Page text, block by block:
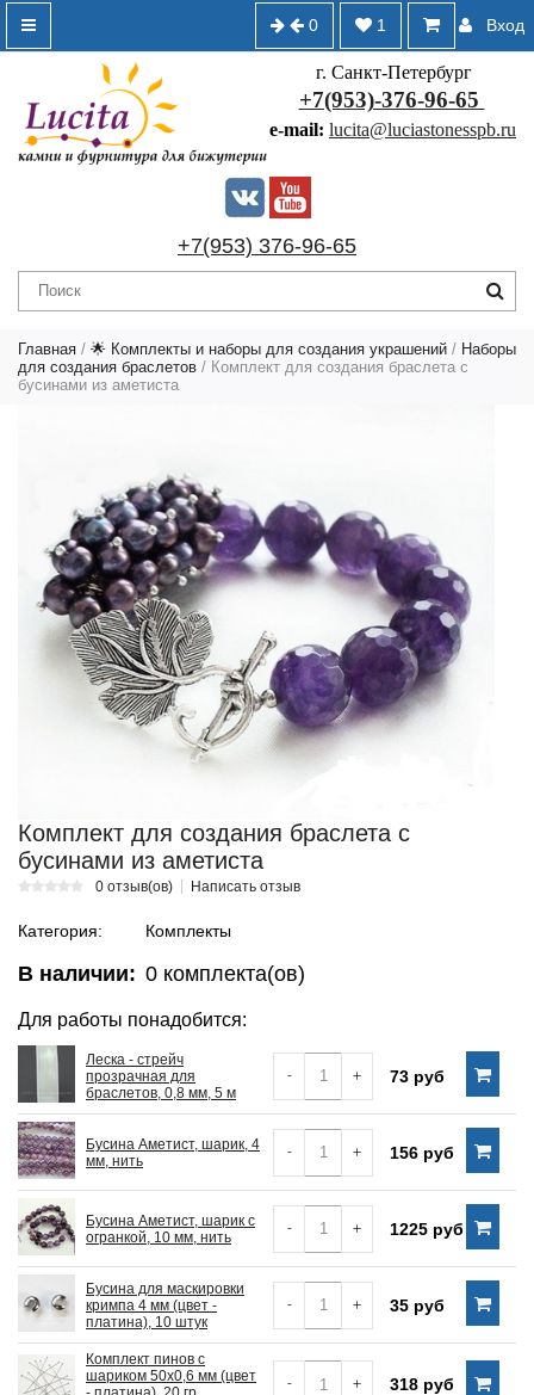
Вход
1
0
г. Санкт-Петербург
+7(953)-376-96-65
e-mail: lucita@luciastonesspb.ru
+7(953) 376-96-65
Главная / 🌟 Комплекты и наборы для создания украшений / Наборы
для создания браслетов / Комплект для создания браслета с
бусинами из аметиста
Комплект для создания браслета с
бусинами из аметиста
0 отзыв(ов) Написать отзыв
Категория: Комплекты
В наличии: 0 комплекта(ов)
Для работы понадобится:
Леска - стрейч
прозрачная для
браслетов, 0,8 мм, 5 м
- + 73 руб
Бусина Аметист, шарик, 4
мм, нить
- + 156 руб
Бусина Аметист, шарик с
огранкой, 10 мм, нить
- + 1225 руб
Бусина для маскировки
кримпа 4 мм (цвет -
платина), 10 штук
- + 35 руб
Комплект пинов с
шариком 50х0,6 мм (цвет
- + 318 руб